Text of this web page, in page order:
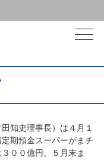
知史理事長）は４月１
期預金スーパーがまチ
００億円。５月末ま